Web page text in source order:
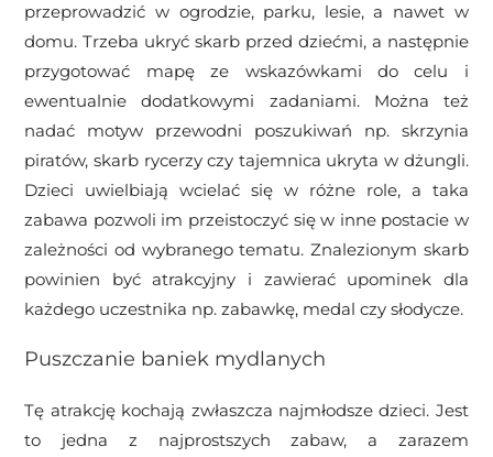
przeprowadzić w ogrodzie, parku, lesie, a nawet w
domu. Trzeba ukryć skarb przed dziećmi, a następnie
przygotować mapę ze wskazówkami do celu i
ewentualnie dodatkowymi zadaniami. Można też
nadać motyw przewodni poszukiwań np. skrzynia
piratów, skarb rycerzy czy tajemnica ukryta w dżungli.
Dzieci uwielbiają wcielać się w różne role, a taka
zabawa pozwoli im przeistoczyć się w inne postacie w
zależności od wybranego tematu. Znalezionym skarb
powinien być atrakcyjny i zawierać upominek dla
każdego uczestnika np. zabawkę, medal czy słodycze.
Puszczanie baniek mydlanych
Tę atrakcję kochają zwłaszcza najmłodsze dzieci. Jest
to jedna z najprostszych zabaw, a zarazem